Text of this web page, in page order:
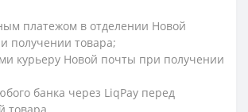
платежом в отделении Новой
получении товара;
курьеру Новой почты при получении
банка через LiqPay перед